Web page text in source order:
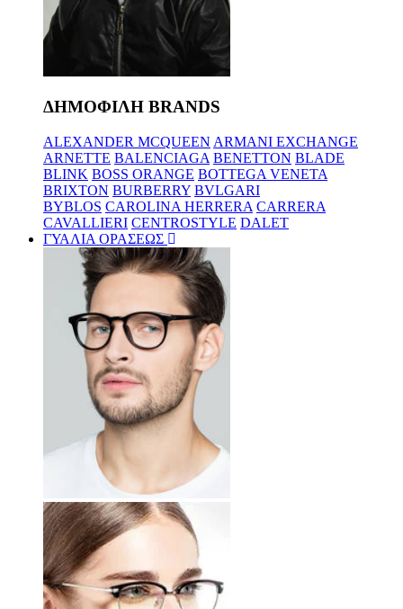
ΔΗΜΟΦΙΛΗ BRANDS
ALEXANDER MCQUEEN ARMANI EXCHANGE
ARNETTE BALENCIAGA BENETTON BLADE
BLINK BOSS ORANGE BOTTEGA VENETA
BRIXTON BURBERRY BVLGARI
BYBLOS CAROLINA HERRERA CARRERA
CAVALLIERI CENTROSTYLE DALET
ΓΥΑΛΙΑ ΟΡΑΣΕΩΣ